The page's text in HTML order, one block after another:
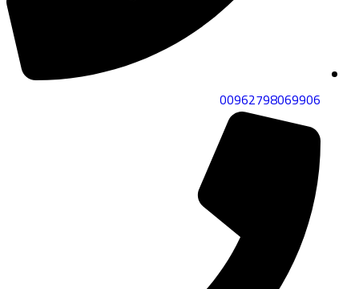
00962798069906